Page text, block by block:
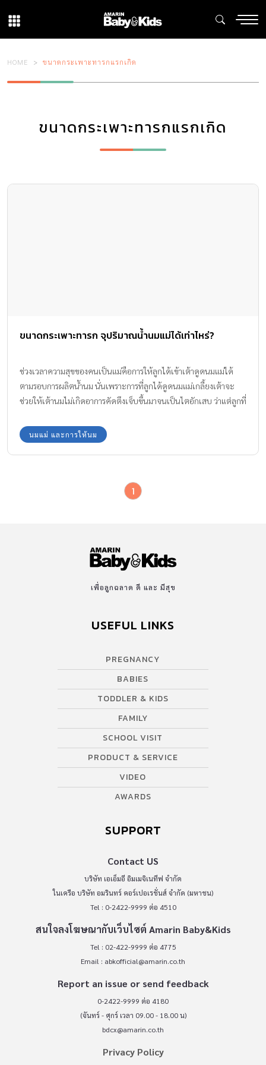
HOME ขนาดกระเพาะทารกแรกเกิด
ขนาดกระเพาะทารกแรกเกิด
ขนาดกระเพาะทารก จุปริมาณน้ำนมแม่ได้เท่าไหร่?
ช่วงเวลาความสุขของคนเป็นแม่คือการให้ลูกได้เข้าเต้าดูดนมแม่ได้
ตามรอบการผลิตน้ำนม นั่นเพราะการที่ลูกได้ดูดนมแม่เกลี้ยงเต้าจะ
ช่วยให้เต้านมไม่เกิดอาการคัดตึงเจ็บขึ้นมาจนเป็นไตอักเสบ ว่าแต่ลูกที่
จุน้ำนมแม่ได้แค่ไหน? ทีมงาน Amarin Baby & Kids มีคำตอบที่น่า
สนใจมาฝากกันค่ะ
นมแม่ และการให้นม
1
เพื่อลูกฉลาด ดี และ มีสุข
USEFUL LINKS
PREGNANCY
BABIES
TODDLER & KIDS
FAMILY
SCHOOL VISIT
PRODUCT & SERVICE
VIDEO
AWARDS
SUPPORT
Contact US
บริษัท เอเอ็มอี อิมเมจิเนทีฟ จำกัด
ในเครือ บริษัท อมรินทร์ คอร์เปอเรชั่นส์ จำกัด (มหาชน)
Tel : 0-2422-9999 ต่อ 4510
สนใจลงโฆษณากับเว็บไซต์ Amarin Baby&Kids
Tel : 02-422-9999 ต่อ 4775
Email : abkofficial@amarin.co.th
Report an issue or send feedback
0-2422-9999 ต่อ 4180
(จันทร์ - ศุกร์ เวลา 09.00 - 18.00 น)
bdcx@amarin.co.th
Privacy Policy